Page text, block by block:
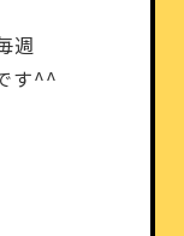
週
す^^